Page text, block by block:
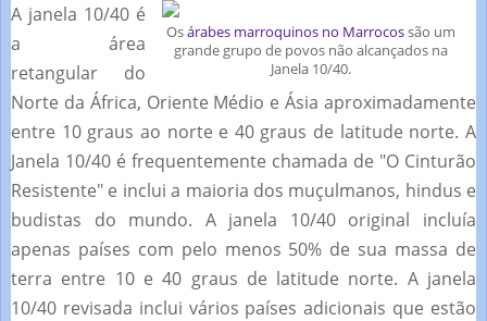
Osárabes marroquinos no Marrocossão um
grande grupo de povos não alcançados na
Janela 10/40.
A janela 10/40 é
a área
retangular do
Norte da África, Oriente Médio e Ásia aproximadamente
entre 10 graus ao norte e 40 graus de latitude norte. A
Janela 10/40 é frequentemente chamada de "O Cinturão
Resistente" e inclui a maioria dos muçulmanos, hindus e
budistas do mundo. A janela 10/40 original incluía
apenas países com pelo menos 50% de sua massa de
terra entre 10 e 40 graus de latitude norte. A janela
10/40 revisada inclui vários países adicionais que estão